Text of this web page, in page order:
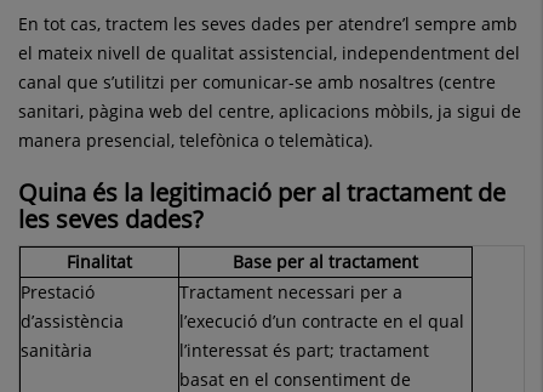
En tot cas, tractem les seves dades per atendre’l sempre amb
el mateix nivell de qualitat assistencial, independentment del
canal que s’utilitzi per comunicar-se amb nosaltres (centre
sanitari, pàgina web del centre, aplicacions mòbils, ja sigui de
manera presencial, telefònica o telemàtica).
Quina és la legitimació per al tractament de
les seves dades?
Finalitat
Base per al tractament
Prestació
d’assistència
sanitària
Tractament necessari per a
l’execució d’un contracte en el qual
l’interessat és part; tractament
basat en el consentiment de